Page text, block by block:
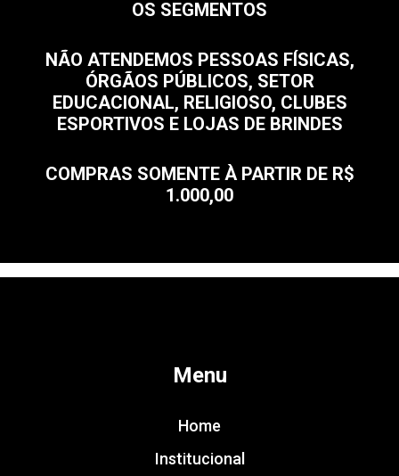
OS SEGMENTOS
NÃO ATENDEMOS PESSOAS FÍSICAS,
ÓRGÃOS PÚBLICOS, SETOR
EDUCACIONAL, RELIGIOSO, CLUBES
ESPORTIVOS E LOJAS DE BRINDES
COMPRAS SOMENTE À PARTIR DE R$
1.000,00
Menu
Home
Institucional